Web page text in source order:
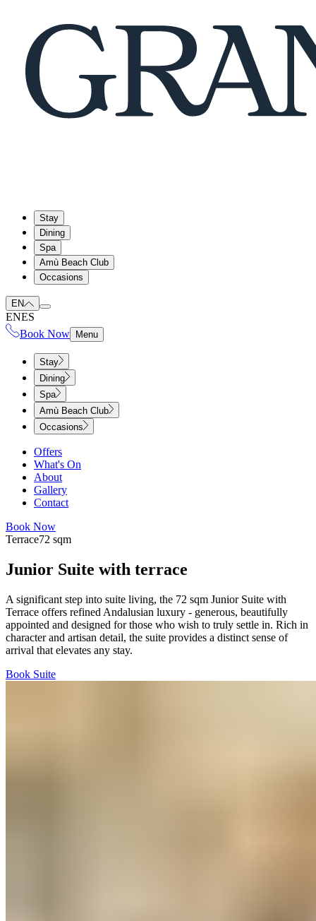
Stay
Dining
Spa
Amù Beach Club
Occasions
EN
ENES
Book Now
Menu
Stay
Dining
Spa
Amù Beach Club
Occasions
Offers
What's On
About
Gallery
Contact
Book Now
Terrace​​​​‌ ‍ ​‍​‍‌‍ ‌ ​‍‌‍‍‌‌‍‌ ‌‍‍‌‌‍ ‍​‍​‍​ ‍‍​‍​‍‌ ​ ‌‍​‌‌‍ ‍‌‍‍‌‌ ‌​‌ ‍‌​‍ ‍‌‍‍‌‌‍ ​‍​‍​‍ ​​‍​‍‌‍‍​‌ ​‍‌‍‌‌‌‍‌‍​‍​‍​ ‍‍​‍​‍‌‍‍​‌ ‌​‌ ‌​‌ ​​‌ ​ ​ ‍‍​‍ ​‍ ‌‍ ​​‍ ‌‌‍​‌‌‍ ‍‌‍‌​​‍ ‌‌ ​‍​‍ ‌‌‍‍​‌‍ ‌ ‌​‌‍‌‌‌‍ ​‌ ​ ​‍ ‌‌ ​ ‌ ‌​‌ ‌‌‌‍‌​‌‍‍‌‌‍ ​‍ ‍‌ ‌‍‌‍‌‌‌ ​‍‌‍​ ‌‍‌‌‌‍ ​​‍ ‍‌‍​‌‌ ​​‌ ​​​‍ ‌‍‍‌‌‍ ‍‌ ‌​‌‍‌‌‌‍ ‍‌ ‌​​‍ ‌‍‌‌‌‍‌​‌‍‍‌‌ ‌​​‍ ‌‍ ‌‌‍ ‌‍‌​‌‍‌‌​ ‌‌ ​​‌ ​‍‌‍‌‌‌ ​ ‌‍‌‌‌‍ ‍‌ ‌​‌‍​‌‌ ‌​‌‍‍‌‌‍ ‌‍ ‍​ ‍ ‌‍‍‌‌‍‌​​ ‌​ ​​​ ‌‍‌‍​‍‌‍‌‍​ ‌‍​ ‌​‌‍‌​​ ​‍​‍ ‌​ ‌‍​ ​‌​ ​‍​ ‌ ​‍ ‌​ ‌​​ ​​​ ‌ ​ ‌‌​‍ ‌​ ‍‌​ ‍‌​ ‌‌​ ‍​​‍ ‌‌‍​ ​ ​‌‌‍​ ‌‍‌‍​ ‌‍​ ‍‌‌‍‌‍​ ​​‌‍‌‍‌‍​‌​ ‌‍​ ​‍​ ‍ ‌ ‌​‌ ‍‌‌ ​​‌‍‌‌​ ‌‌‍‍​‌‍ ‌ ‌​‌‍‌‌‌‍ ​‌‌​‍‌‍ ‌‍ ‌‍ ‌‌‌​ ‌ ‌‌‌‍‍‌‌ ‌​‌‍‌‌‌​​‌‌‍ ‌‌‍‌‌‌‍ ‍‌‍‍‌‌ ‌​‌ ‍‌​ ‍ ‌ ​​‌‍​‌‌ ‌​‌‍‍​​ ‌‌ ‌​‌‍‍‌‌ ‌​‌‍ ​‌‍‌‌​ ‌‍​‍‌‍​‌‌ ​ ‌‍‌‌‌‌‌‌‌ ​‍‌‍ ​​ ‌‌‍‍​‌ ‌​‌ ‌​‌ ​​‌ ​ ​‍‌‌​ ​ ‌​​‌​‍‌‌​ ​‍‌​‌‍​‍‌‌​ ​‍‌​‌‍‌‍ ​​‍ ‌‌‍​‌‌‍ ‍‌‍‌​​‍ ‌‌ ​‍​‍ ‌‌‍‍​‌‍ ‌ ‌​‌‍‌‌‌‍ ​‌ ​ ​‍ ‌‌ ​ ‌ ‌​‌ ‌‌‌‍‌​‌‍‍‌‌‍ ​‍ ‍‌ ‌‍‌‍‌‌‌ ​‍‌‍​ ‌‍‌‌‌‍ ​​‍ ‍‌‍​‌‌ ​​‌ ​​​‍‌‍‌‍‍‌‌‍‌​​ ‌​ ​​​ ‌‍‌‍​‍‌‍‌‍​ ‌‍​ ‌​‌‍‌​​ ​‍​‍ ‌​ ‌‍​ ​‌​ ​‍​ ‌ ​‍ ‌​ ‌​​ ​​​ ‌ ​ ‌‌​‍ ‌​ ‍‌​ ‍‌​ ‌‌​ ‍​​‍ ‌‌‍​ ​ ​‌‌‍​ ‌‍‌‍​ ‌‍​ ‍‌‌‍‌‍​ ​​‌‍‌‍‌‍​‌​ ‌‍​ ​‍​‍‌‍‌ ‌​‌ ‍‌‌ ​​‌‍‌‌​ ‌‌‍‍​‌‍ ‌ ‌​‌‍‌‌‌‍ ​‌‌​‍‌‍ ‌‍ ‌‍ ‌‌‌​ ‌ ‌‌‌‍‍‌‌ ‌​‌‍‌‌‌​​‌‌‍ ‌‌‍‌‌‌‍ ‍‌‍‍‌‌ ‌​‌ ‍‌​‍‌‍‌ ​​‌‍​‌‌ ‌​‌‍‍​​ ‌‌ ‌​‌‍‍‌‌ ‌​‌‍ ​‌‍‌‌​‍‌‍‌ ​​‌‍‌‌‌ ​‍‌ ​ ‌ ​​‌‍‌‌‌‍​ ‌ ‌​‌‍‍‌‌ ‌‍‌‍‌‌​ ‌‌ ​​‌ ‌‌‌‍​‍‌‍ ​‌‍‍‌‌ ​ ‌‍‍​‌‍‌‌‌‍‌​​‍​‍‌ ‌72 sqm​​​​‌ ‍ ​‍​‍‌‍ ‌ ​‍‌‍‍‌‌‍‌ ‌‍‍‌‌‍ ‍​‍​‍​ ‍‍​‍​‍‌ ​ ‌‍​‌‌‍ ‍‌‍‍‌‌ ‌​‌ ‍‌​‍ ‍‌‍‍‌‌‍ ​‍​‍​‍ ​​‍​‍‌‍‍​‌ ​‍‌‍‌‌‌‍‌‍​‍​‍​ ‍‍​‍​‍‌‍‍​‌ ‌​‌ ‌​‌ ​​‌ ​ ​ ‍‍​‍ ​‍ ‌‍ ​​‍ ‌‌‍​‌‌‍ ‍‌‍‌​​‍ ‌‌ ​‍​‍ ‌‌‍‍​‌‍ ‌ ‌​‌‍‌‌‌‍ ​‌ ​ ​‍ ‌‌ ​ ‌ ‌​‌ ‌‌‌‍‌​‌‍‍‌‌‍ ​‍ ‍‌ ‌‍‌‍‌‌‌ ​‍‌‍​ ‌‍‌‌‌‍ ​​‍ ‍‌‍​‌‌ ​​‌ ​​​‍ ‌‍‍‌‌‍ ‍‌ ‌​‌‍‌‌‌‍ ‍‌ ‌​​‍ ‌‍‌‌‌‍‌​‌‍‍‌‌ ‌​​‍ ‌‍ ‌‌‍ ‌‍‌​‌‍‌‌​ ‌‌ ​​‌ ​‍‌‍‌‌‌ ​ ‌‍‌‌‌‍ ‍‌ ‌​‌‍​‌‌ ‌​‌‍‍‌‌‍ ‌‍ ‍​ ‍ ‌‍‍‌‌‍‌​​ ‌‌‍​‍​ ​‍​ ‍‌​ ‌‌​ ​‍‌‍​‌​ ​ ​ ‌ ​‍ ‌‌‍‌‌​ ​ ​ ‌ ​ ‍​​‍ ‌​ ‌​​ ‌ ‌‍​‍‌‍​‌​‍ ‌​ ‍‌‌‍​ ​ ‌​‌‍‌‌​‍ ‌​ ‍​‌‍​‌‌‍‌‍​ ‌ ‌‍​ ‌‍​‌​ ‍‌​ ​‍​ ‌‌​ ‍​‌‍‌‌‌‍‌‍​ ‍ ‌ ‌​‌ ‍‌‌ ​​‌‍‌‌​ ‌‌‍‍​‌‍ ‌ ‌​‌‍‌‌‌‍ ​‌‌​‍‌‍ ‌‍ ‌‍ ‌‌‌​ ‌ ‌‌‌‍‍‌‌ ‌​‌‍‌‌‌​​‌‌‍ ‌‌‍‌‌‌‍ ‍‌‍‍‌‌ ‌​‌ ‍‌​ ‍ ‌ ​​‌‍​‌‌ ‌​‌‍‍​​ ‌‌ ‌​‌‍‍‌‌ ‌​‌‍ ​‌‍‌‌​ ‌‍​‍‌‍​‌‌ ​ ‌‍‌‌‌‌‌‌‌ ​‍‌‍ ​​ ‌‌‍‍​‌ ‌​‌ ‌​‌ ​​‌ ​ ​‍‌‌​ ​ ‌​​‌​‍‌‌​ ​‍‌​‌‍​‍‌‌​ ​‍‌​‌‍‌‍ ​​‍ ‌‌‍​‌‌‍ ‍‌‍‌​​‍ ‌‌ ​‍​‍ ‌‌‍‍​‌‍ ‌ ‌​‌‍‌‌‌‍ ​‌ ​ ​‍ ‌‌ ​ ‌ ‌​‌ ‌‌‌‍‌​‌‍‍‌‌‍ ​‍ ‍‌ ‌‍‌‍‌‌‌ ​‍‌‍​ ‌‍‌‌‌‍ ​​‍ ‍‌‍​‌‌ ​​‌ ​​​‍‌‍‌‍‍‌‌‍‌​​ ‌‌‍​‍​ ​‍​ ‍‌​ ‌‌​ ​‍‌‍​‌​ ​ ​ ‌ ​‍ ‌‌‍‌‌​ ​ ​ ‌ ​ ‍​​‍ ‌​ ‌​​ ‌ ‌‍​‍‌‍​‌​‍ ‌​ ‍‌‌‍​ ​ ‌​‌‍‌‌​‍ ‌​ ‍​‌‍​‌‌‍‌‍​ ‌ ‌‍​ ‌‍​‌​ ‍‌​ ​‍​ ‌‌​ ‍​‌‍‌‌‌‍‌‍​‍‌‍‌ ‌​‌ ‍‌‌ ​​‌‍‌‌​ ‌‌‍‍​‌‍ ‌ ‌​‌‍‌‌‌‍ ​‌‌​‍‌‍ ‌‍ ‌‍ ‌‌‌​ ‌ ‌‌‌‍‍‌‌ ‌​‌‍‌‌‌​​‌‌‍ ‌‌‍‌‌‌‍ ‍‌‍‍‌‌ ‌​‌ ‍‌​‍‌‍‌ ​​‌‍​‌‌ ‌​‌‍‍​​ ‌‌ ‌​‌‍‍‌‌ ‌​‌‍ ​‌‍‌‌​‍‌‍‌ ​​‌‍‌‌‌ ​‍‌ ​ ‌ ​​‌‍‌‌‌‍​ ‌ ‌​‌‍‍‌‌ ‌‍‌‍‌‌​ ‌‌ ​​‌ ‌‌‌‍​‍‌‍ ​‌‍‍‌‌ ​ ‌‍‍​‌‍‌‌‌‍‌​​‍​‍‌ ‌
Junior Suite with terrace​​​​‌ ‍ ​‍​‍‌‍ ‌ ​‍‌‍‍‌‌‍‌ ‌‍‍‌‌‍ ‍​‍​‍​ ‍‍​‍​‍‌ ​ ‌‍​‌‌‍ ‍‌‍‍‌‌ ‌​‌ ‍‌​‍ ‍‌‍‍‌‌‍ ​‍​‍​‍ ​​‍​‍‌‍‍​‌ ​‍‌‍‌‌‌‍‌‍​‍​‍​ ‍‍​‍​‍‌‍‍​‌ ‌​‌ ‌​‌ ​​‌ ​ ​ ‍‍​‍ ​‍ ‌‍ ​​‍ ‌‌‍​‌‌‍ ‍‌‍‌​​‍ ‌‌ ​‍​‍ ‌‌‍‍​‌‍ ‌ ‌​‌‍‌‌‌‍ ​‌ ​ ​‍ ‌‌ ​ ‌ ‌​‌ ‌‌‌‍‌​‌‍‍‌‌‍ ​‍ ‍‌ ‌‍‌‍‌‌‌ ​‍‌‍​ ‌‍‌‌‌‍ ​​‍ ‍‌‍​‌‌ ​​‌ ​​​‍ ‌‍‍‌‌‍ ‍‌ ‌​‌‍‌‌‌‍ ‍‌ ‌​​‍ ‌‍‌‌‌‍‌​‌‍‍‌‌ ‌​​‍ ‌‍ ‌‌‍ ‌‍‌​‌‍‌‌​ ‌‌ ​​‌ ​‍‌‍‌‌‌ ​ ‌‍‌‌‌‍ ‍‌ ‌​‌‍​‌‌ ‌​‌‍‍‌‌‍ ‌‍ ‍​ ‍ ‌‍‍‌‌‍‌​​ ‌​ ‌​​ ‌​​ ‌ ​ ‍‌​ ‌‌​ ​​​ ​‌​ ‍​​‍ ‌‌‍​‌​ ‌‍‌‍‌​​ ​‌​‍ ‌​ ‌​​ ‍​‌‍​‌​ ​​​‍ ‌​ ‍‌​ ​​‌‍‌​​ ‍​​‍ ‌‌‍​‌​ ‌‌‌‍‌‍​ ‍​‌‍‌‍​ ‍‌​ ​‌​ ‍​‌‍​‌​ ‌‌​ ‍‌‌‍​ ​ ‍ ‌ ‌​‌ ‍‌‌ ​​‌‍‌‌​ ‌‌‍‍​‌‍ ‌ ‌​‌‍‌‌‌‍ ​‌‌​‍‌‍ ‌‍ ‌‍ ‌‌‌​ ‌ ‌‌‌‍‍‌‌ ‌​‌‍‌‌​ ‍ ‌ ​​‌‍​‌‌ ‌​‌‍‍​​ ‌‌ ‌​‌‍‍‌‌ ‌​‌‍ ​‌‍‌‌​ ‌‍​‍‌‍​‌‌ ​ ‌‍‌‌‌‌‌‌‌ ​‍‌‍ ​​ ‌‌‍‍​‌ ‌​‌ ‌​‌ ​​‌ ​ ​‍‌‌​ ​ ‌​​‌​‍‌‌​ ​‍‌​‌‍​‍‌‌​ ​‍‌​‌‍‌‍ ​​‍ ‌‌‍​‌‌‍ ‍‌‍‌​​‍ ‌‌ ​‍​‍ ‌‌‍‍​‌‍ ‌ ‌​‌‍‌‌‌‍ ​‌ ​ ​‍ ‌‌ ​ ‌ ‌​‌ ‌‌‌‍‌​‌‍‍‌‌‍ ​‍ ‍‌ ‌‍‌‍‌‌‌ ​‍‌‍​ ‌‍‌‌‌‍ ​​‍ ‍‌‍​‌‌ ​​‌ ​​​‍‌‍‌‍‍‌‌‍‌​​ ‌​ ‌​​ ‌​​ ‌ ​ ‍‌​ ‌‌​ ​​​ ​‌​ ‍​​‍ ‌‌‍​‌​ ‌‍‌‍‌​​ ​‌​‍ ‌​ ‌​​ ‍​‌‍​‌​ ​​​‍ ‌​ ‍‌​ ​​‌‍‌​​ ‍​​‍ ‌‌‍​‌​ ‌‌‌‍‌‍​ ‍​‌‍‌‍​ ‍‌​ ​‌​ ‍​‌‍​‌​ ‌‌​ ‍‌‌‍​ ​‍‌‍‌ ‌​‌ ‍‌‌ ​​‌‍‌‌​ ‌‌‍‍​‌‍ ‌ ‌​‌‍‌‌‌‍ ​‌‌​‍‌‍ ‌‍ ‌‍ ‌‌‌​ ‌ ‌‌‌‍‍‌‌ ‌​‌‍‌‌​‍‌‍‌ ​​‌‍​‌‌ ‌​‌‍‍​​ ‌‌ ‌​‌‍‍‌‌ ‌​‌‍ ​‌‍‌‌​‍‌‍‌ ​​‌‍‌‌‌ ​‍‌ ​ ‌ ​​‌‍‌‌‌‍​ ‌ ‌​‌‍‍‌‌ ‌‍‌‍‌‌​ ‌‌ ​​‌ ‌‌‌‍​‍‌‍ ​‌‍‍‌‌ ​ ‌‍‍​‌‍‌‌‌‍‌​​‍​‍‌ ‌
A significant step into suite living, the 72 sqm Junior Suite with
Terrace offers refined Andalusian luxury - generous, beautifully
appointed and designed for those who wish to truly settle in. Rich in
character and artisan detail, the suite provides a distinct sense of
arrival that elevates any stay.​​​​‌ ‍ ​‍​‍‌‍ ‌ ​‍‌‍‍‌‌‍‌ ‌‍‍‌‌‍ ‍​‍​‍​ ‍‍​‍​‍‌ ​ ‌‍​‌‌‍ ‍‌‍‍‌‌ ‌​‌ ‍‌​‍ ‍‌‍‍‌‌‍ ​‍​‍​‍ ​​‍​‍‌‍‍​‌ ​‍‌‍‌‌‌‍‌‍​‍​‍​ ‍‍​‍​‍‌‍‍​‌ ‌​‌ ‌​‌ ​​‌ ​ ​ ‍‍​‍ ​‍ ‌‍ ​​‍ ‌‌‍​‌‌‍ ‍‌‍‌​​‍ ‌‌ ​‍​‍ ‌‌‍‍​‌‍ ‌ ‌​‌‍‌‌‌‍ ​‌ ​ ​‍ ‌‌ ​ ‌ ‌​‌ ‌‌‌‍‌​‌‍‍‌‌‍ ​‍ ‍‌ ‌‍‌‍‌‌‌ ​‍‌‍​ ‌‍‌‌‌‍ ​​‍ ‍‌‍​‌‌ ​​‌ ​​​‍ ‌‍‍‌‌‍ ‍‌ ‌​‌‍‌‌‌‍ ‍‌ ‌​​‍ ‌‍‌‌‌‍‌​‌‍‍‌‌ ‌​​‍ ‌‍ ‌‌‍ ‌‍‌​‌‍‌‌​ ‌‌ ​​‌ ​‍‌‍‌‌‌ ​ ‌‍‌‌‌‍ ‍‌ ‌​‌‍​‌‌ ‌​‌‍‍‌‌‍ ‌‍ ‍​ ‍ ‌‍‍‌‌‍‌​​ ‌​ ‌​​ ‌​​ ‌ ​ ‍‌​ ‌‌​ ​​​ ​‌​ ‍​​‍ ‌‌‍​‌​ ‌‍‌‍‌​​ ​‌​‍ ‌​ ‌​​ ‍​‌‍​‌​ ​​​‍ ‌​ ‍‌​ ​​‌‍‌​​ ‍​​‍ ‌‌‍​‌​ ‌‌‌‍‌‍​ ‍​‌‍‌‍​ ‍‌​ ​‌​ ‍​‌‍​‌​ ‌‌​ ‍‌‌‍​ ​ ‍ ‌ ‌​‌ ‍‌‌ ​​‌‍‌‌​ ‌‌‍‍​‌‍ ‌ ‌​‌‍‌‌‌‍ ​‌‌​‍‌‍ ‌‍ ‌‍ ‌‌‌​ ‌ ‌‌‌‍‍‌‌ ‌​‌‍‌‌​ ‍ ‌ ​​‌‍​‌‌ ‌​‌‍‍​​ ‌‌‍‌​‌‍‌‌‌ ​ ‌‍​ ‌ ​‍‌‍‍‌‌ ​​‌ ‌​‌‍‍‌‌‍ ‌‍ ‍​ ‌‍​‍‌‍​‌‌ ​ ‌‍‌‌‌‌‌‌‌ ​‍‌‍ ​​ ‌‌‍‍​‌ ‌​‌ ‌​‌ ​​‌ ​ ​‍‌‌​ ​ ‌​​‌​‍‌‌​ ​‍‌​‌‍​‍‌‌​ ​‍‌​‌‍‌‍ ​​‍ ‌‌‍​‌‌‍ ‍‌‍‌​​‍ ‌‌ ​‍​‍ ‌‌‍‍​‌‍ ‌ ‌​‌‍‌‌‌‍ ​‌ ​ ​‍ ‌‌ ​ ‌ ‌​‌ ‌‌‌‍‌​‌‍‍‌‌‍ ​‍ ‍‌ ‌‍‌‍‌‌‌ ​‍‌‍​ ‌‍‌‌‌‍ ​​‍ ‍‌‍​‌‌ ​​‌ ​​​‍‌‍‌‍‍‌‌‍‌​​ ‌​ ‌​​ ‌​​ ‌ ​ ‍‌​ ‌‌​ ​​​ ​‌​ ‍​​‍ ‌‌‍​‌​ ‌‍‌‍‌​​ ​‌​‍ ‌​ ‌​​ ‍​‌‍​‌​ ​​​‍ ‌​ ‍‌​ ​​‌‍‌​​ ‍​​‍ ‌‌‍​‌​ ‌‌‌‍‌‍​ ‍​‌‍‌‍​ ‍‌​ ​‌​ ‍​‌‍​‌​ ‌‌​ ‍‌‌‍​ ​‍‌‍‌ ‌​‌ ‍‌‌ ​​‌‍‌‌​ ‌‌‍‍​‌‍ ‌ ‌​‌‍‌‌‌‍ ​‌‌​‍‌‍ ‌‍ ‌‍ ‌‌‌​ ‌ ‌‌‌‍‍‌‌ ‌​‌‍‌‌​‍‌‍‌ ​​‌‍​‌‌ ‌​‌‍‍​​ ‌‌‍‌​‌‍‌‌‌ ​ ‌‍​ ‌ ​‍‌‍‍‌‌ ​​‌ ‌​‌‍‍‌‌‍ ‌‍ ‍​‍‌‍‌ ​​‌‍‌‌‌ ​‍‌ ​ ‌ ​​‌‍‌‌‌‍​ ‌ ‌​‌‍‍‌‌ ‌‍‌‍‌‌​ ‌‌ ​​‌ ‌‌‌‍​‍‌‍ ​‌‍‍‌‌ ​ ‌‍‍​‌‍‌‌‌‍‌​​‍​‍‌ ‌
Book Suite​​​​‌ ‍ ​‍​‍‌‍ ‌ ​‍‌‍‍‌‌‍‌ ‌‍‍‌‌‍ ‍​‍​‍​ ‍‍​‍​‍‌ ​ ‌‍​‌‌‍ ‍‌‍‍‌‌ ‌​‌ ‍‌​‍ ‍‌‍‍‌‌‍ ​‍​‍​‍ ​​‍​‍‌‍‍​‌ ​‍‌‍‌‌‌‍‌‍​‍​‍​ ‍‍​‍​‍‌‍‍​‌ ‌​‌ ‌​‌ ​​‌ ​ ​ ‍‍​‍ ​‍ ‌‍ ​​‍ ‌‌‍​‌‌‍ ‍‌‍‌​​‍ ‌‌ ​‍​‍ ‌‌‍‍​‌‍ ‌ ‌​‌‍‌‌‌‍ ​‌ ​ ​‍ ‌‌ ​ ‌ ‌​‌ ‌‌‌‍‌​‌‍‍‌‌‍ ​‍ ‍‌ ‌‍‌‍‌‌‌ ​‍‌‍​ ‌‍‌‌‌‍ ​​‍ ‍‌‍​‌‌ ​​‌ ​​​‍ ‌‍‍‌‌‍ ‍‌ ‌​‌‍‌‌‌‍ ‍‌ ‌​​‍ ‌‍‌‌‌‍‌​‌‍‍‌‌ ‌​​‍ ‌‍ ‌‌‍ ‌‍‌​‌‍‌‌​ ‌‌ ​​‌ ​‍‌‍‌‌‌ ​ ‌‍‌‌‌‍ ‍‌ ‌​‌‍​‌‌ ‌​‌‍‍‌‌‍ ‌‍ ‍​ ‍ ‌‍‍‌‌‍‌​​ ‌​ ‌​​ ‌​​ ‌ ​ ‍‌​ ‌‌​ ​​​ ​‌​ ‍​​‍ ‌‌‍​‌​ ‌‍‌‍‌​​ ​‌​‍ ‌​ ‌​​ ‍​‌‍​‌​ ​​​‍ ‌​ ‍‌​ ​​‌‍‌​​ ‍​​‍ ‌‌‍​‌​ ‌‌‌‍‌‍​ ‍​‌‍‌‍​ ‍‌​ ​‌​ ‍​‌‍​‌​ ‌‌​ ‍‌‌‍​ ​ ‍ ‌ ‌​‌ ‍‌‌ ​​‌‍‌‌​ ‌‌‍‍​‌‍ ‌ ‌​‌‍‌‌‌‍ ​‌‌​‍‌‍ ‌‍ ‌‍ ‌‌‌​ ‌ ‌‌‌‍‍‌‌ ‌​‌‍‌‌​ ‍ ‌ ​​‌‍​‌‌ ‌​‌‍‍​​ ‌‌‍​ ‌ ‌​‌‍​‌​‍ ‍‌‍ ​‌‍​‌‌‍​‍‌‍‌‌‌‍ ​​ ‌‍​‍‌‍​‌‌ ​ ‌‍‌‌‌‌‌‌‌ ​‍‌‍ ​​ ‌‌‍‍​‌ ‌​‌ ‌​‌ ​​‌ ​ ​‍‌‌​ ​ ‌​​‌​‍‌‌​ ​‍‌​‌‍​‍‌‌​ ​‍‌​‌‍‌‍ ​​‍ ‌‌‍​‌‌‍ ‍‌‍‌​​‍ ‌‌ ​‍​‍ ‌‌‍‍​‌‍ ‌ ‌​‌‍‌‌‌‍ ​‌ ​ ​‍ ‌‌ ​ ‌ ‌​‌ ‌‌‌‍‌​‌‍‍‌‌‍ ​‍ ‍‌ ‌‍‌‍‌‌‌ ​‍‌‍​ ‌‍‌‌‌‍ ​​‍ ‍‌‍​‌‌ ​​‌ ​​​‍‌‍‌‍‍‌‌‍‌​​ ‌​ ‌​​ ‌​​ ‌ ​ ‍‌​ ‌‌​ ​​​ ​‌​ ‍​​‍ ‌‌‍​‌​ ‌‍‌‍‌​​ ​‌​‍ ‌​ ‌​​ ‍​‌‍​‌​ ​​​‍ ‌​ ‍‌​ ​​‌‍‌​​ ‍​​‍ ‌‌‍​‌​ ‌‌‌‍‌‍​ ‍​‌‍‌‍​ ‍‌​ ​‌​ ‍​‌‍​‌​ ‌‌​ ‍‌‌‍​ ​‍‌‍‌ ‌​‌ ‍‌‌ ​​‌‍‌‌​ ‌‌‍‍​‌‍ ‌ ‌​‌‍‌‌‌‍ ​‌‌​‍‌‍ ‌‍ ‌‍ ‌‌‌​ ‌ ‌‌‌‍‍‌‌ ‌​‌‍‌‌​‍‌‍‌ ​​‌‍​‌‌ ‌​‌‍‍​​ ‌‌‍​ ‌ ‌​‌‍​‌​‍ ‍‌‍ ​‌‍​‌‌‍​‍‌‍‌‌‌‍ ​​‍‌‍‌ ​​‌‍‌‌‌ ​‍‌ ​ ‌ ​​‌‍‌‌‌‍​ ‌ ‌​‌‍‍‌‌ ‌‍‌‍‌‌​ ‌‌ ​​‌ ‌‌‌‍​‍‌‍ ​‌‍‍‌‌ ​ ‌‍‍​‌‍‌‌‌‍‌​​‍​‍‌ ‌